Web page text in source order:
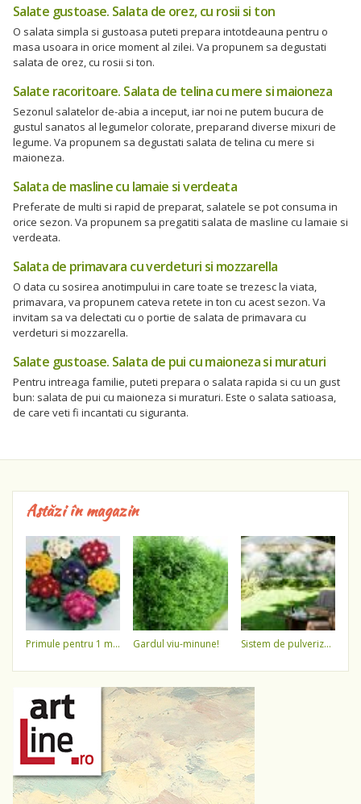
Salate gustoase. Salata de orez, cu rosii si ton
O salata simpla si gustoasa puteti prepara intotdeauna pentru o
masa usoara in orice moment al zilei. Va propunem sa degustati
salata de orez, cu rosii si ton.
Salate racoritoare. Salata de telina cu mere si maioneza
Sezonul salatelor de-abia a inceput, iar noi ne putem bucura de
gustul sanatos al legumelor colorate, preparand diverse mixuri de
legume. Va propunem sa degustati salata de telina cu mere si
maioneza.
Salata de masline cu lamaie si verdeata
Preferate de multi si rapid de preparat, salatele se pot consuma in
orice sezon. Va propunem sa pregatiti salata de masline cu lamaie si
verdeata.
Salata de primavara cu verdeturi si mozzarella
O data cu sosirea anotimpului in care toate se trezesc la viata,
primavara, va propunem cateva retete in ton cu acest sezon. Va
invitam sa va delectati cu o portie de salata de primavara cu
verdeturi si mozzarella.
Salate gustoase. Salata de pui cu maioneza si muraturi
Pentru intreaga familie, puteti prepara o salata rapida si cu un gust
bun: salata de pui cu maioneza si muraturi. Este o salata satioasa,
de care veti fi incantati cu siguranta.
Astăzi în magazin
primule pentru 1 martie 3,5 lei / ghiveci !!!! gardul viu-minune! sistem de pulverizare a apei